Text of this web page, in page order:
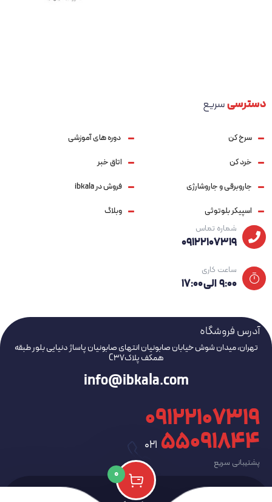
دسترسیسریع
سرخ کن
خرد کن
جاروبرقی و جاروشارژی
اسپیکر بلوتوثی
دوره های آموزشی
اتاق خبر
فروش در ibkala
وبلاگ
شماره تماس
09122107319
ساعت کاری
۹:۰۰ الی ۱۷:۰۰
آدرس فروشگاه
تهران، میدان شوش خیابان صابونیان انتهای صابونیان پاساژ دنیایی بلور طبقه
همکف پلاکC37
info@ibkala.com
09122107319
021 ۵۵۰۹۱۸۴۴
پشتیبانی سریع
0